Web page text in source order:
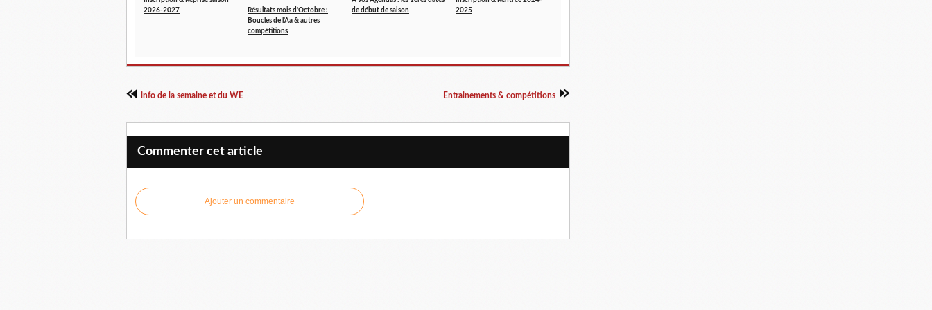
2026-2027
Résultats mois d'Octobre :
Boucles de l'Aa & autres
compétitions
de début de saison
2025
info de la semaine et du WE Entrainements & compétitions
Commenter cet article
Ajouter un commentaire